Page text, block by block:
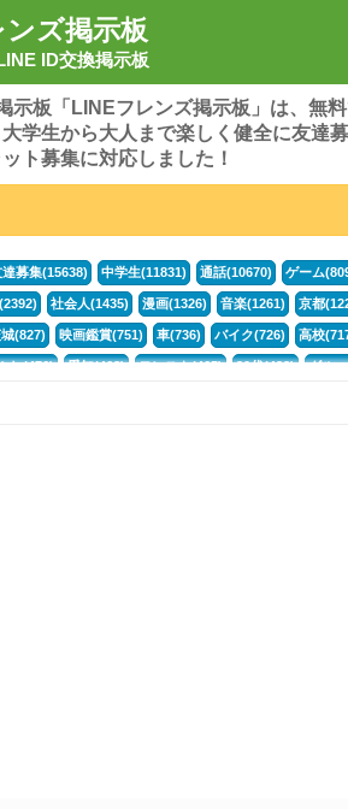
ズ掲示板
ID交換掲示板
示板「LINEフレンズ掲示板」は、無
学生から大人まで楽しく健全に友達
ト募集に対応しました！
達募集(15638) 中学生(11831) 通話(10670) ゲーム
社会人(1435) 漫画(1326) 音楽(1261) 京都
(827) 映画鑑賞(751) 車(736) バイク(726) 高校
し(476) 愛知(468) モンスト(465) 30代(432) グル